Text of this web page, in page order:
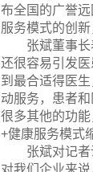
布全国的广誉
服务模式的创
张斌董事
还很容易引发
到最合适得医
动服务，患者
很多其他的功
+健康服务模式
张斌对记
对我们企业来